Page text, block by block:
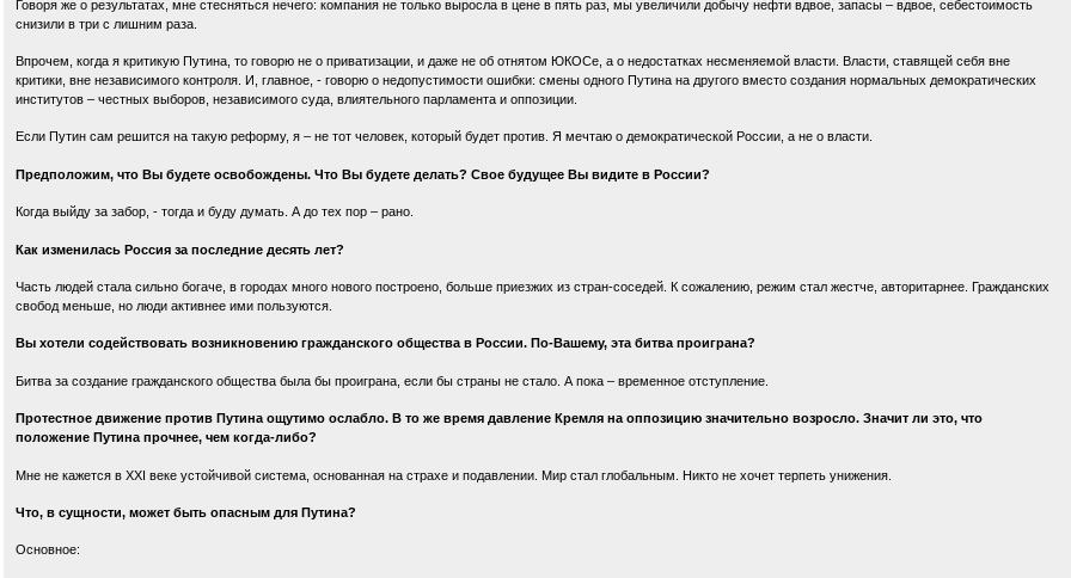
Говоря же о результатах, мне стесняться нечего: компания не только выросла в цене в пять раз, мы увеличили добычу нефти вдвое, запасы – вдвое, себестоимость
снизили в три с лишним раза.
Впрочем, когда я критикую Путина, то говорю не о приватизации, и даже не об отнятом ЮКОСе, а о недостатках несменяемой власти. Власти, ставящей себя вне
критики, вне независимого контроля. И, главное, - говорю о недопустимости ошибки: смены одного Путина на другого вместо создания нормальных демократических
институтов – честных выборов, независимого суда, влиятельного парламента и оппозиции.
Если Путин сам решится на такую реформу, я – не тот человек, который будет против. Я мечтаю о демократической России, а не о власти.
Предположим, что Вы будете освобождены. Что Вы будете делать? Свое будущее Вы видите в России?
Когда выйду за забор, - тогда и буду думать. А до тех пор – рано.
Как изменилась Россия за последние десять лет?
Часть людей стала сильно богаче, в городах много нового построено, больше приезжих из стран-соседей. К сожалению, режим стал жестче, авторитарнее. Гражданских
свобод меньше, но люди активнее ими пользуются.
Вы хотели содействовать возникновению гражданского общества в России. По-Вашему, эта битва проиграна?
Битва за создание гражданского общества была бы проиграна, если бы страны не стало. А пока – временное отступление.
Протестное движение против Путина ощутимо ослабло. В то же время давление Кремля на оппозицию значительно возросло. Значит ли это, что
положение Путина прочнее, чем когда-либо?
Мне не кажется в XXI веке устойчивой система, основанная на страхе и подавлении. Мир стал глобальным. Никто не хочет терпеть унижения.
Что, в сущности, может быть опасным для Путина?
Основное: